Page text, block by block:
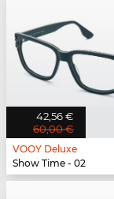
42,56 €
60,00 €
VOOY Deluxe
Show Time - 02